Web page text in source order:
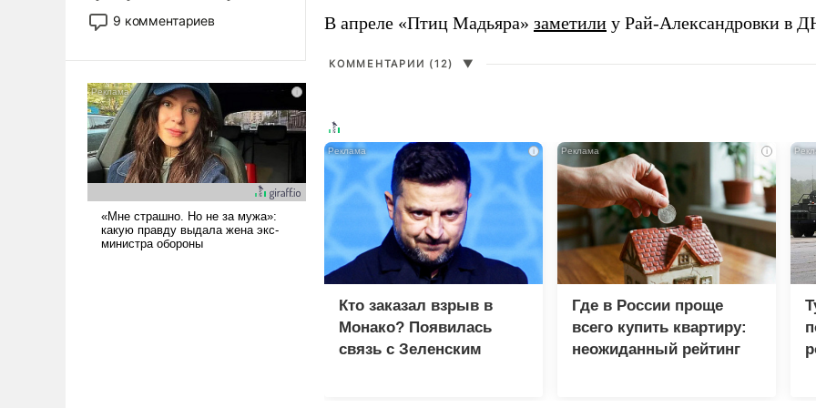
двигаемся по пути
революционных изменений.
псевдонаучной фантастики,
стало всерьез обсуждаемой
идеей.
9 комментариев В апреле «Птиц Мадьяра» заметили у Рай-Александровки в
КОММЕНТАРИИ (12) ▼
i
Кто заказал взрыв в
Монако? Появилась
связь с Зеленским
i
Где в России проще
всего купить квартиру:
неожиданный рейтинг